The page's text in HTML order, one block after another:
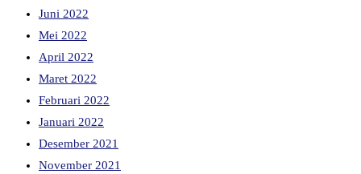
Juni 2022
Mei 2022
April 2022
Maret 2022
Februari 2022
Januari 2022
Desember 2021
November 2021